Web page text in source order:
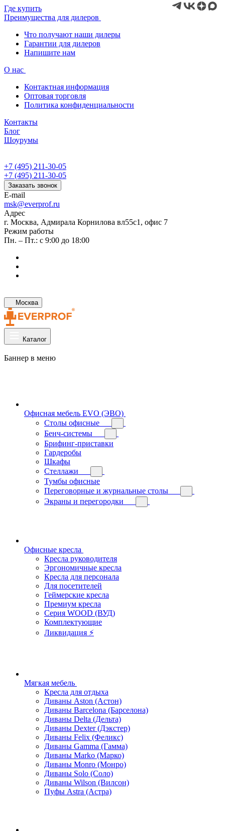
Где купить
Преимущества для дилеров
Что получают наши дилеры
Гарантии для дилеров
Напишите нам
О нас
Контактная информация
Оптовая торговля
Политика конфиденциальности
Контакты
Блог
Шоурумы
+7 (495) 211-30-05
+7 (495) 211-30-05
Заказать звонок
E-mail
msk@everprof.ru
Адрес
г. Москва, Адмирала Корнилова вл55с1, офис 7
Режим работы
Пн. – Пт.: с 9:00 до 18:00
Москва
Каталог
Баннер в меню
Офисная мебель EVO (ЭВО)
Cтолы офисные
Бенч-системы
Брифинг-приставки
Гардеробы
Шкафы
Стеллажи
Тумбы офисные
Переговорные и журнальные столы
Экраны и перегородки
Офисные кресла
Кресла руководителя
Эргономичные кресла
Кресла для персонала
Для посетителей
Геймерские кресла
Премиум кресла
Серия WOOD (ВУД)
Комплектующие
Ликвидация ⚡
Мягкая мебель
Кресла для отдыха
Диваны Aston (Астон)
Диваны Barcelona (Барселона)
Диваны Delta (Дельта)
Диваны Dexter (Дэкстер)
Диваны Felix (Феликс)
Диваны Gamma (Гамма)
Диваны Marko (Марко)
Диваны Monro (Монро)
Диваны Solo (Соло)
Диваны Wilson (Вилсон)
Пуфы Astra (Астра)